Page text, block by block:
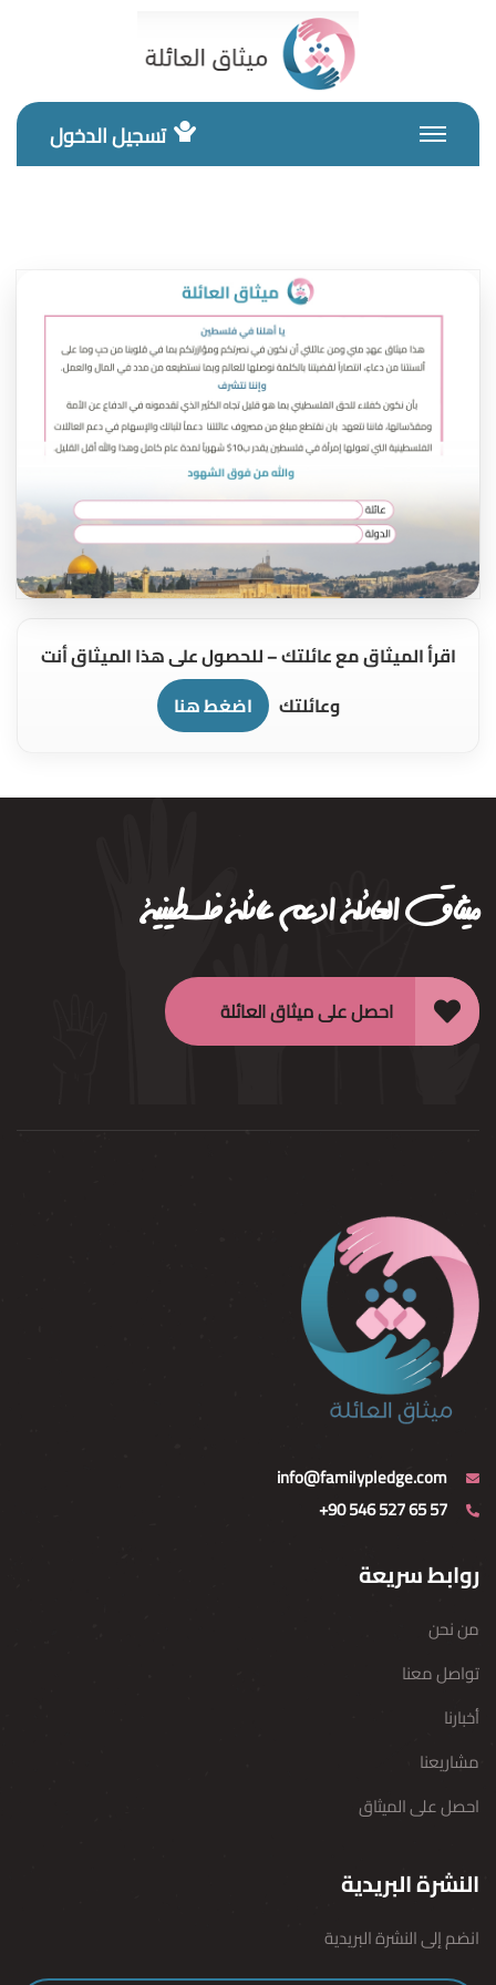
تسجيل الدخول
اقرأ الميثاق مع عائلتك –للحصول على هذا الميثاق أنت
وعائلتك
اضغط هنا
ميثاق العائلةادعم عائلة فلسطينية
احصل على ميثاق العائلة
info@familypledge.com
+90 546 527 65 57
روابط سريعة
من نحن
تواصل معنا
أخبارنا
مشاريعنا
احصل على الميثاق
النشرة البريدية
انضم إلى النشرة البريدية